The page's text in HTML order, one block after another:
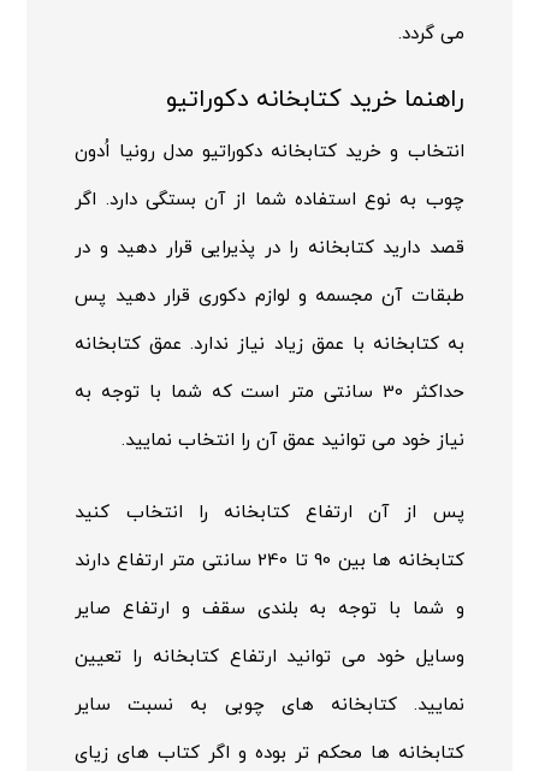
می گردد.
راهنما خرید کتابخانه دکوراتیو
انتخاب و خرید کتابخانه دکوراتیو مدل رونیا اُدون
چوب به نوع استفاده شما از آن بستگی دارد. اگر
قصد دارید کتابخانه را در پذیرایی قرار دهید و در
طبقات آن مجسمه و لوازم دکوری قرار دهید پس
به کتابخانه با عمق زیاد نیاز ندارد. عمق کتابخانه
حداکثر 30 سانتی متر است که شما با توجه به
نیاز خود می توانید عمق آن را انتخاب نمایید.
پس از آن ارتفاع کتابخانه را انتخاب کنید
کتابخانه ها بین 90 تا 240 سانتی متر ارتفاع دارند
و شما با توجه به بلندی سقف و ارتفاع صایر
وسایل خود می توانید ارتفاع کتابخانه را تعیین
نمایید. کتابخانه های چوبی به نسبت سایر
کتابخانه ها محکم تر بوده و اگر کتاب های زیای